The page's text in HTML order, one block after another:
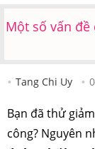
Một số vấn
Tang Chi Uy
Bạn đã thử
công? Nguyên